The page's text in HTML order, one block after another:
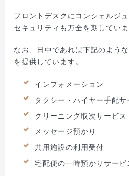
フロントデスクにコンシェルジ
セキュリティも万全を期していま
なお、日中であれば下記のよう
を提供しています。
インフォメーション
タクシー・ハイヤー手配サ
クリーニング取次サービス
メッセージ預かり
共用施設の利用受付
宅配便の一時預かりサービ